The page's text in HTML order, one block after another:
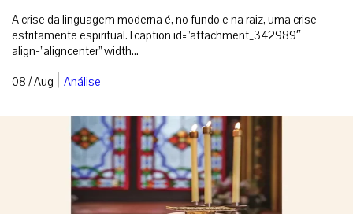
A crise da linguagem moderna é, no fundo e na raiz, uma crise
estritamente espiritual. [caption id=”attachment_342989″
align=”aligncenter” width...
08 / Aug | Análise